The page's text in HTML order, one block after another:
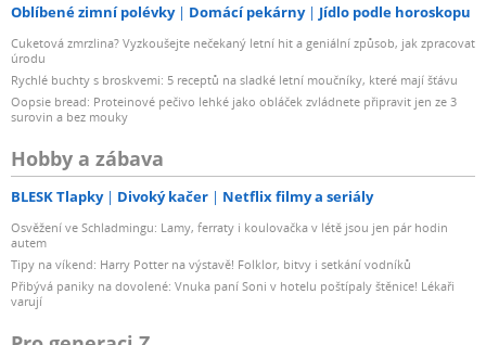
Oblíbené zimní polévky Domácí pekárny Jídlo podle horoskopu
Cuketová zmrzlina? Vyzkoušejte nečekaný letní hit a geniální způsob, jak zpracovat
úrodu
Rychlé buchty s broskvemi: 5 receptů na sladké letní moučníky, které mají šťávu
Oopsie bread: Proteinové pečivo lehké jako obláček zvládnete připravit jen ze 3
surovin a bez mouky
Hobby a zábava
BLESK Tlapky Divoký kačer Netflix filmy a seriály
Osvěžení ve Schladmingu: Lamy, ferraty i koulovačka v létě jsou jen pár hodin
autem
Tipy na víkend: Harry Potter na výstavě! Folklor, bitvy i setkání vodníků
Přibývá paniky na dovolené: Vnuka paní Soni v hotelu poštípaly štěnice! Lékaři
varují